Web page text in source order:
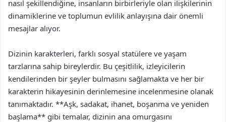
nasıl şekillendiğine, insanların birbirleriyle olan ilişkilerinin
dinamiklerine ve toplumun evlilik anlayışına dair önemli
mesajlar alıyor.
Dizinin karakterleri, farklı sosyal statülere ve yaşam
tarzlarına sahip bireylerdir. Bu çeşitlilik, izleyicilerin
kendilerinden bir şeyler bulmasını sağlamakta ve her bir
karakterin hikayesinin derinlemesine incelenmesine olanak
tanımaktadır. **Aşk, sadakat, ihanet, boşanma ve yeniden
başlama** gibi temalar, dizinin ana omurgasını